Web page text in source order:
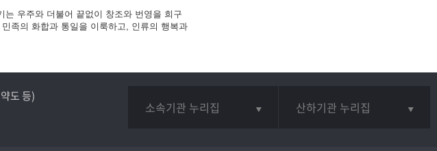
우주와 더불어 끝없이 창조와 번영을 희구
족의 화합과 통일을 이룩하고, 인류의 행복과
도 등)
소속기관 누리집 산하기관 누리집